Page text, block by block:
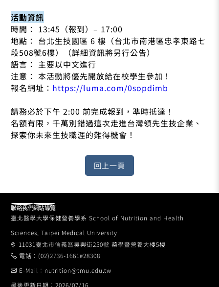
活動資訊
時間： 13:45（報到）– 17:00
地點： 台北生技園區 6 樓（台北市南港區忠孝東路七
段508號6樓）（詳細資訊將另行公告）
語言： 主要以中文進行
注意： 本活動將優先開放給在校學生參加！
報名網址： https://luma.com/0sopdimb
​請務必於下午 2:00 前完成報到，準時抵達！
​名額有限，千萬別錯過這次走進台灣領先生技企業、
探索你未來生技職涯的難得機會！
臺北醫學大學保健營養學系 School of Nutrition and Health
Sciences, Taipei Medical University
11031臺北市信義區吳興街250號 藥學暨營養大樓5樓
電話：(02)2736-1661#28308
E-Mail：nutrition@tmu.edu.tw
最後更新日期：2026/07/16
聯絡我們網站導覽